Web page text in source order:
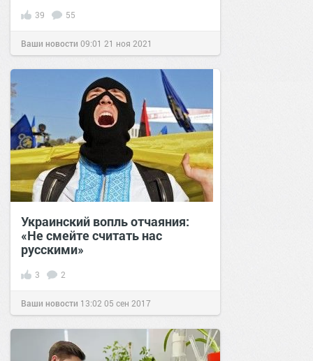
39 55
Ваши новости 09:01 21 ноя 2021
Украинский вопль отчаяния:
«Не смейте считать нас
русскими»
3 2
Ваши новости 13:02 05 сен 2017